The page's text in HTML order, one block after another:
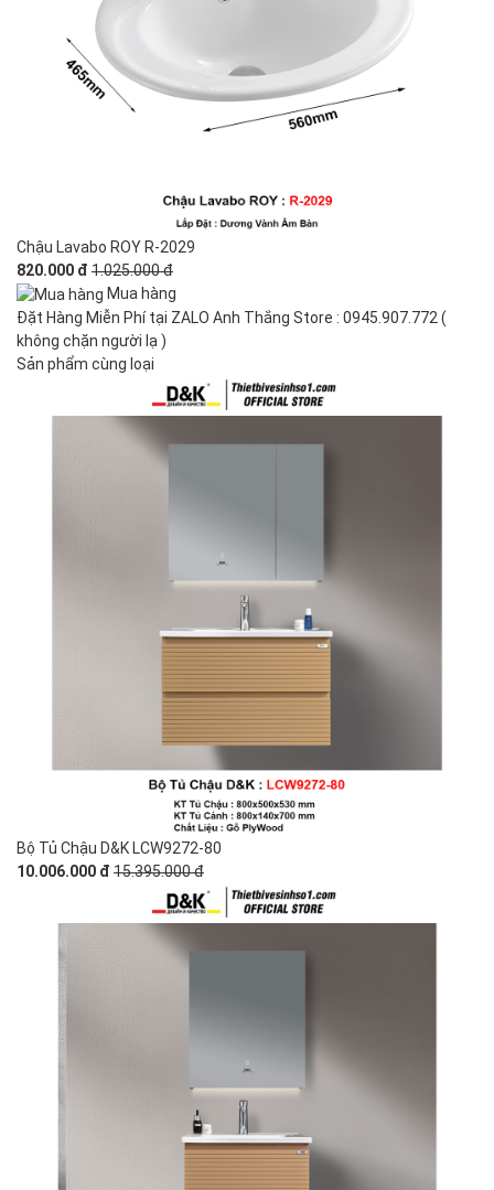
Chậu Lavabo ROY R-2029
820.000 đ 1.025.000 đ
Mua hàng
Đặt Hàng Miễn Phí tại ZALO Anh Thắng Store : 0945.907.772 (
không chặn người lạ )
Sản phẩm cùng loại
Bộ Tủ Chậu D&K LCW9272-80
10.006.000 đ 15.395.000 đ